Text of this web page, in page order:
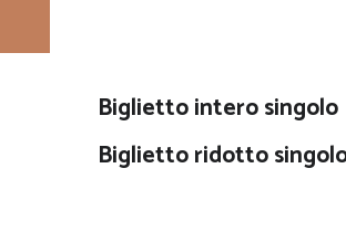
Biglietto intero singolo
Biglietto ridotto